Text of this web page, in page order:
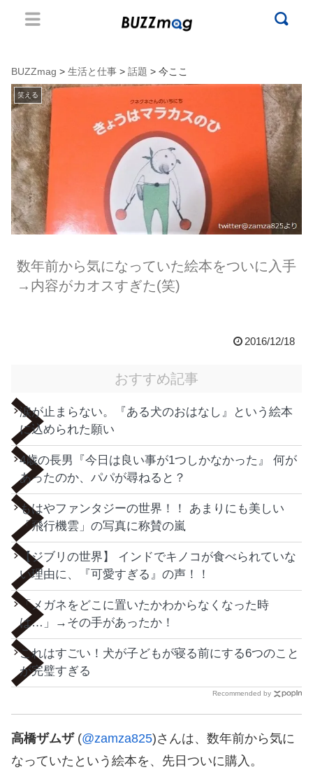
BUZZmag > 生活と仕事 > 話題 > 今ここ
笑える
数年前から気になっていた絵本をついに入手
→内容がカオスすぎた(笑)
2016/12/18
おすすめ記事
涙が止まらない。『ある犬のおはなし』という絵本
に込められた願い
4歳の長男『今日は良い事が1つしかなかった』 何が
あったのか、パパが尋ねると？
もはやファンタジーの世界！！ あまりにも美しい
「飛行機雲」の写真に称賛の嵐
【ジブリの世界】 インドでキノコが食べられていな
い理由に、『可愛すぎる』の声！！
「メガネをどこに置いたかわからなくなった時
は…」→その手があったか！
これはすごい！犬が子どもが寝る前にする6つのこと
が完璧すぎる
Recommended by
高橋ザムザ(@zamza825)さんは、数年前から気に
なっていたという絵本を、先日ついに購入。